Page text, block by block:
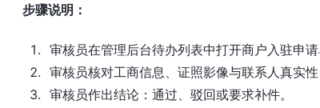
步骤说明：
审核员在管理后台待办列表中打开商户入驻申请
审核员核对工商信息、证照影像与联系人真实性
审核员作出结论：通过、驳回或要求补件。